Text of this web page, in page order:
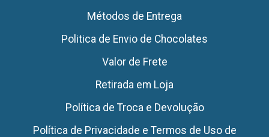
Métodos de Entrega
Politica de Envio de Chocolates
Valor de Frete
Retirada em Loja
Política de Troca e Devolução
Política de Privacidade e Termos de Uso de